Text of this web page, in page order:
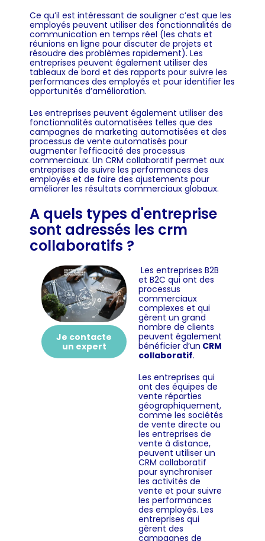
Ce qu’il est intéressant de souligner c’est que les
employés peuvent utiliser des fonctionnalités de
communication en temps réel (les chats et
réunions en ligne pour discuter de projets et
résoudre des problèmes rapidement). Les
entreprises peuvent également utiliser des
tableaux de bord et des rapports pour suivre les
performances des employés et pour identifier les
opportunités d’amélioration.
Les entreprises peuvent également utiliser des
fonctionnalités automatisées telles que des
campagnes de marketing automatisées et des
processus de vente automatisés pour
augmenter l’efficacité des processus
commerciaux. Un CRM collaboratif permet aux
entreprises de suivre les performances des
employés et de faire des ajustements pour
améliorer les résultats commerciaux globaux.
A quels types d'entreprise
sont adressés les crm
collaboratifs ?
Je contacte
un expert
Les entreprises B2B
et B2C qui ont des
processus
commerciaux
complexes et qui
gèrent un grand
nombre de clients
peuvent également
bénéficier d’un CRM
collaboratif.
Les entreprises qui
ont des équipes de
vente réparties
géographiquement,
comme les sociétés
de vente directe ou
les entreprises de
vente à distance,
peuvent utiliser un
CRM collaboratif
pour synchroniser
les activités de
vente et pour suivre
les performances
des employés. Les
entreprises qui
gèrent des
campagnes de